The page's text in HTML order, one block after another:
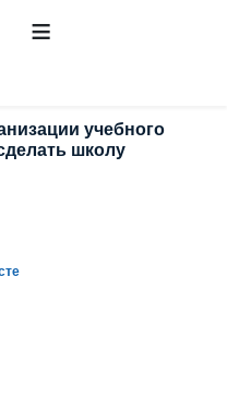
≡
учебного
школу